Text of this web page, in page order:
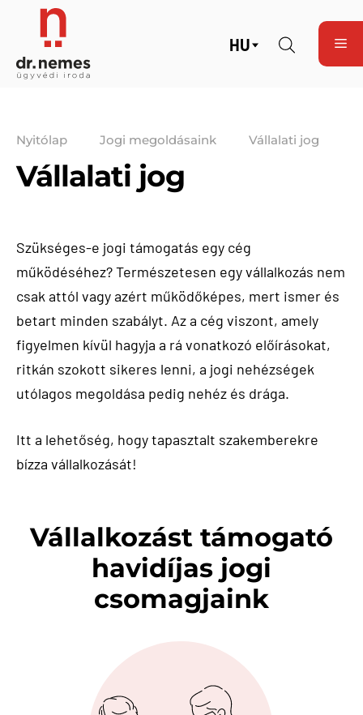
HU
Nyitólap Jogi megoldásaink Vállalati jog
Vállalati jog
Szükséges-e jogi támogatás egy cég
működéséhez? Természetesen egy vállalkozás nem
csak attól vagy azért működőképes, mert ismer és
betart minden szabályt. Az a cég viszont, amely
figyelmen kívül hagyja a rá vonatkozó előírásokat,
ritkán szokott sikeres lenni, a jogi nehézségek
utólagos megoldása pedig nehéz és drága.
Itt a lehetőség, hogy tapasztalt szakemberekre
bízza vállalkozását!
Vállalkozást támogató
havidíjas jogi
csomagjaink